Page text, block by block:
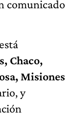
comunicado
Chaco,
Misiones
y